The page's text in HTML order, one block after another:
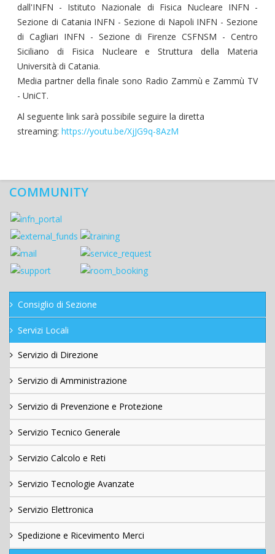
dall'INFN - Istituto Nazionale di Fisica Nucleare INFN -
Sezione di Catania INFN - Sezione di Napoli INFN - Sezione
di Cagliari INFN - Sezione di Firenze CSFNSM - Centro
Siciliano di Fisica Nucleare e Struttura della Materia
Università di Catania.
Media partner della finale sono Radio Zammù e Zammù TV
- UniCT.
Al seguente link sarà possibile seguire la diretta
streaming: https://youtu.be/XjJG9q-8AzM
COMMUNITY
Consiglio di Sezione
Servizi Locali
Servizio di Direzione
Servizio di Amministrazione
Servizio di Prevenzione e Protezione
Servizio Tecnico Generale
Servizio Calcolo e Reti
Servizio Tecnologie Avanzate
Servizio Elettronica
Spedizione e Ricevimento Merci